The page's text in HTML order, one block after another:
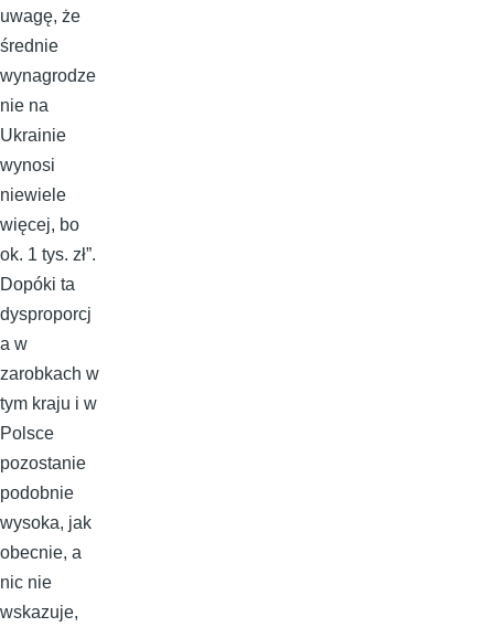
uwagę, że
średnie
wynagrodze
nie na
Ukrainie
wynosi
niewiele
więcej, bo
ok. 1 tys. zł”.
Dopóki ta
dysproporcj
a w
zarobkach w
tym kraju i w
Polsce
pozostanie
podobnie
wysoka, jak
obecnie, a
nic nie
wskazuje,